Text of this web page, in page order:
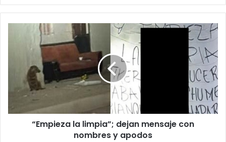
mensaje
nombres
apodos
“Empieza la limpia”; dejan mensaje con
nombres y apodos